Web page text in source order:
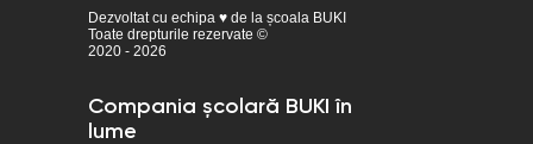
Dezvoltat cu echipa ♥ de la școala BUKI
Toate drepturile rezervate ©
2020 - 2026
Compania școlară BUKI în
lume